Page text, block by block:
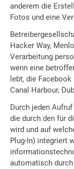
anderem die
Fotos und eine
Hacker Way,
Verarbeitung
wenn eine
lebt, die Facebook
Canal Harbour,
Durch jeden
die durch den für
wird und auf
Plug-In) integriert
automatisch